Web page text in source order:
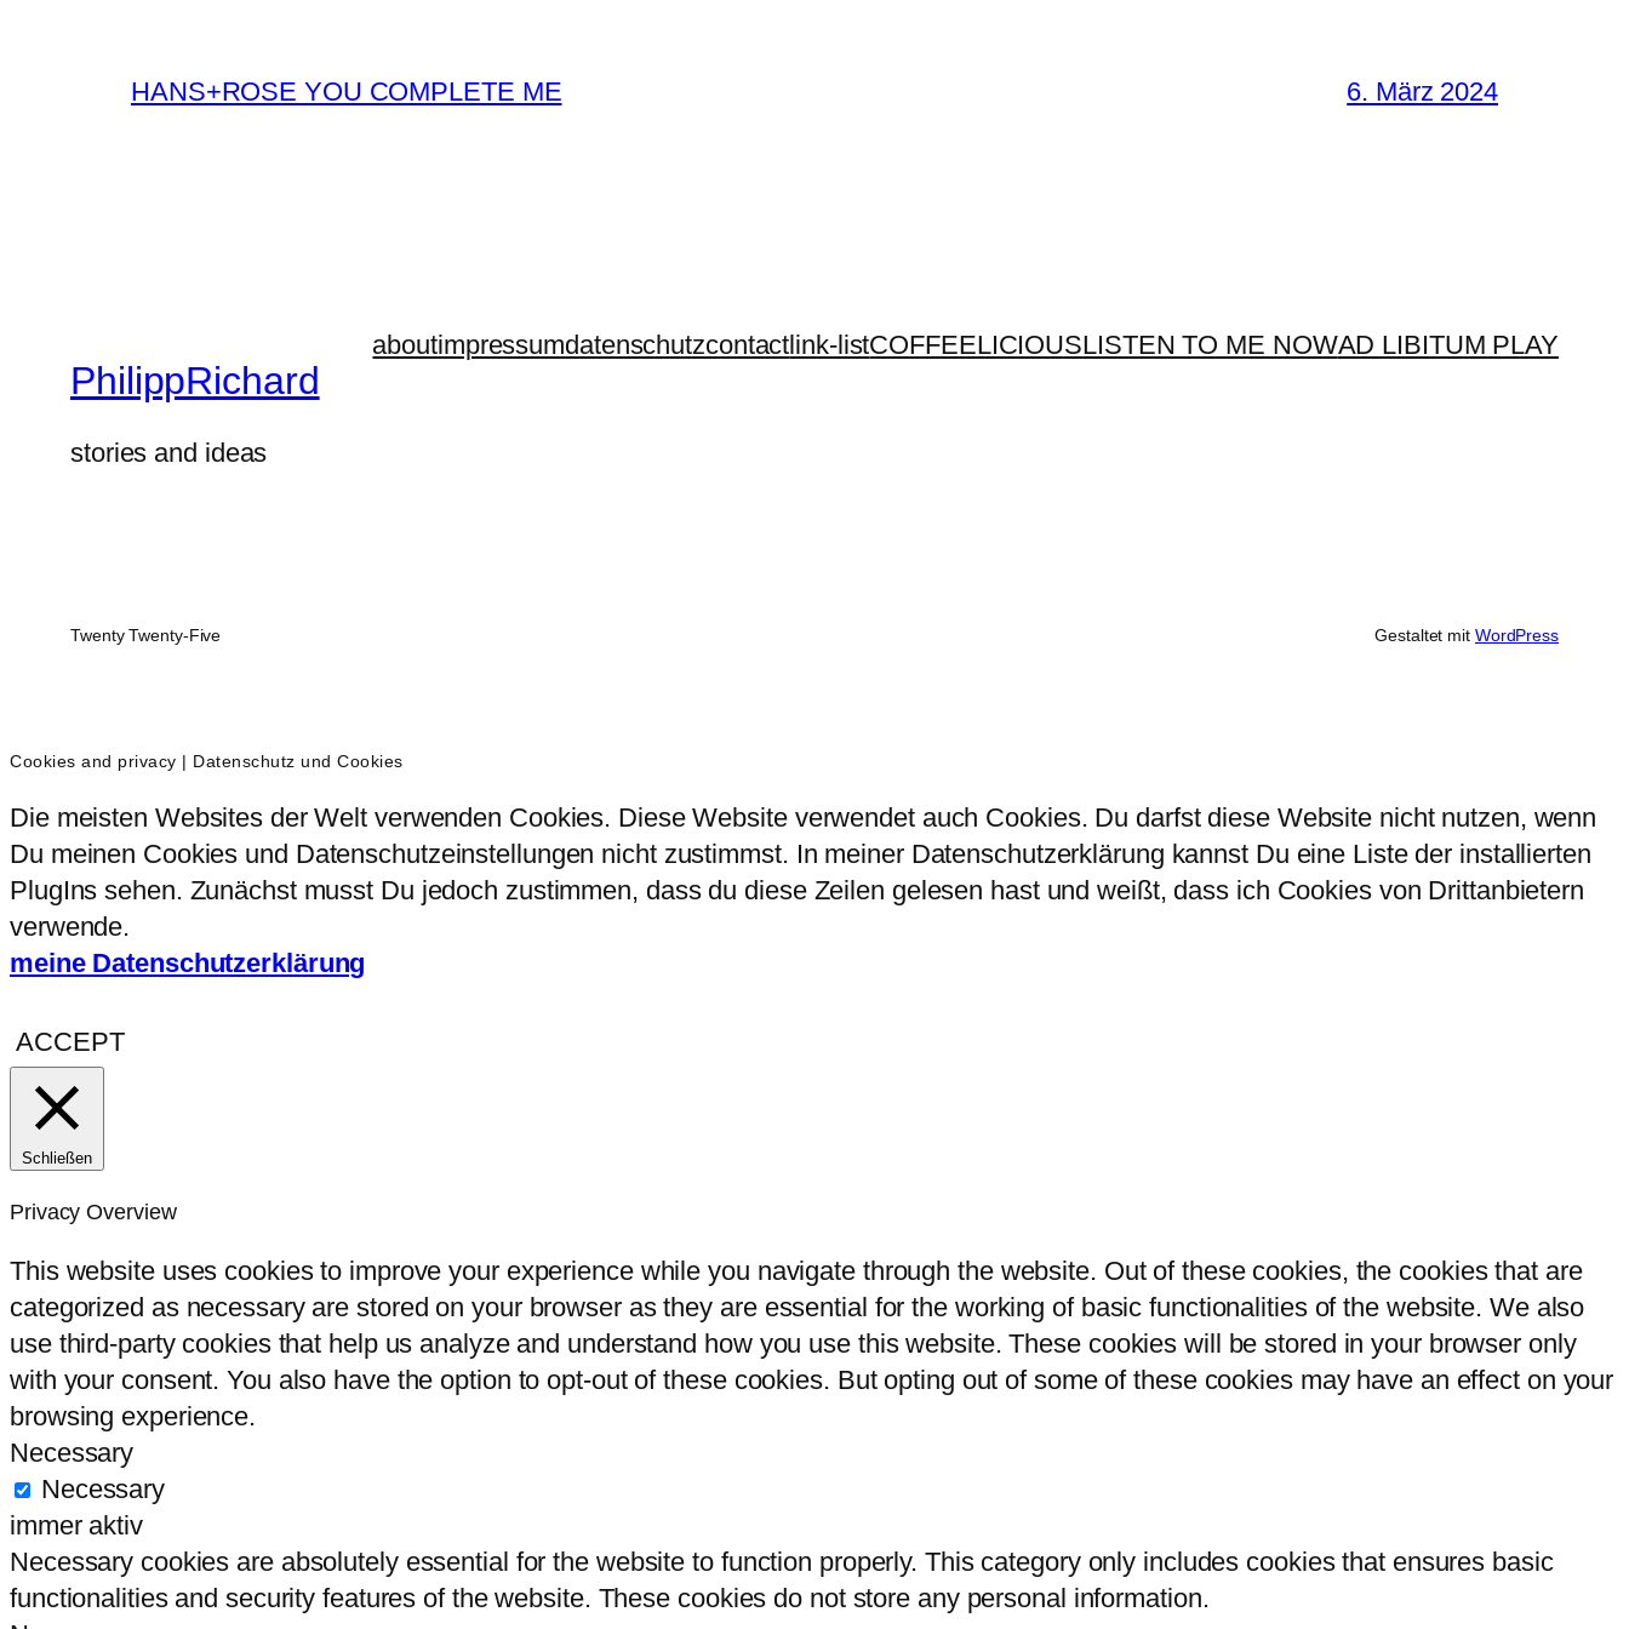
HANS+ROSE YOU COMPLETE ME 6. März 2024
PhilippRichard
stories and ideas
aboutimpressumdatenschutzcontactlink-listCOFFEELICIOUSLISTEN TO ME NOWAD LIBITUM PLAY
Twenty Twenty-Five Gestaltet mit WordPress
Cookies and privacy | Datenschutz und Cookies
Die meisten Websites der Welt verwenden Cookies. Diese Website verwendet auch Cookies. Du darfst diese Website nicht nutzen, wenn
Du meinen Cookies und Datenschutzeinstellungen nicht zustimmst. In meiner Datenschutzerklärung kannst Du eine Liste der installierten
PlugIns sehen. Zunächst musst Du jedoch zustimmen, dass du diese Zeilen gelesen hast und weißt, dass ich Cookies von Drittanbietern
verwende.
meine Datenschutzerklärung
ACCEPT
Schließen
Privacy Overview
This website uses cookies to improve your experience while you navigate through the website. Out of these cookies, the cookies that are
categorized as necessary are stored on your browser as they are essential for the working of basic functionalities of the website. We also
use third-party cookies that help us analyze and understand how you use this website. These cookies will be stored in your browser only
with your consent. You also have the option to opt-out of these cookies. But opting out of some of these cookies may have an effect on your
browsing experience.
Necessary
Necessary
immer aktiv
Necessary cookies are absolutely essential for the website to function properly. This category only includes cookies that ensures basic
functionalities and security features of the website. These cookies do not store any personal information.